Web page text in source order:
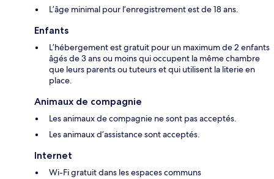
L’âge minimal pour l’enregistrement est de 18 ans.
Enfants
L’hébergement est gratuit pour un maximum de 2 enfants
âgés de 3 ans ou moins qui occupent la même chambre
que leurs parents ou tuteurs et qui utilisent la literie en
place.
Animaux de compagnie
Les animaux de compagnie ne sont pas acceptés.
Les animaux d’assistance sont acceptés.
Internet
Wi-Fi gratuit dans les espaces communs